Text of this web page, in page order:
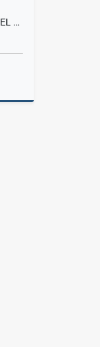
ARRIENDO OFICINA EN PRADOS DEL NORTE - 4